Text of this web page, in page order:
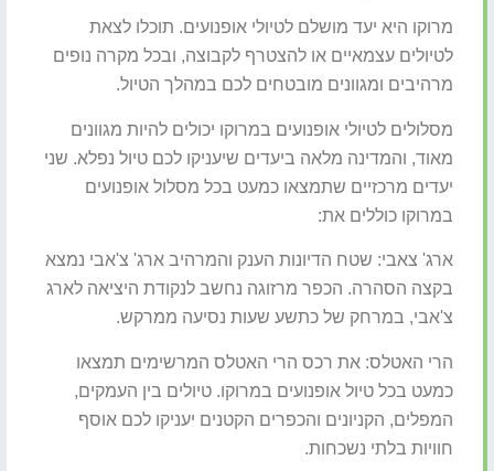
מרוקו היא יעד מושלם לטיולי אופנועים. תוכלו לצאת
לטיולים עצמאיים או להצטרף לקבוצה, ובכל מקרה נופים
מרהיבים ומגוונים מובטחים לכם במהלך הטיול.
מסלולים לטיולי אופנועים במרוקו יכולים להיות מגוונים
מאוד, והמדינה מלאה ביעדים שיעניקו לכם טיול נפלא. שני
יעדים מרכזיים שתמצאו כמעט בכל מסלול אופנועים
במרוקו כוללים את:
ארג' צאבי: שטח הדיונות הענק והמרהיב ארג' צ'אבי נמצא
בקצה הסהרה. הכפר מרזוגה נחשב לנקודת היציאה לארג
צ'אבי, במרחק של כתשע שעות נסיעה ממרקש.
הרי האטלס: את רכס הרי האטלס המרשימים תמצאו
כמעט בכל טיול אופנועים במרוקו. טיולים בין העמקים,
המפלים, הקניונים והכפרים הקטנים יעניקו לכם אוסף
חוויות בלתי נשכחות.